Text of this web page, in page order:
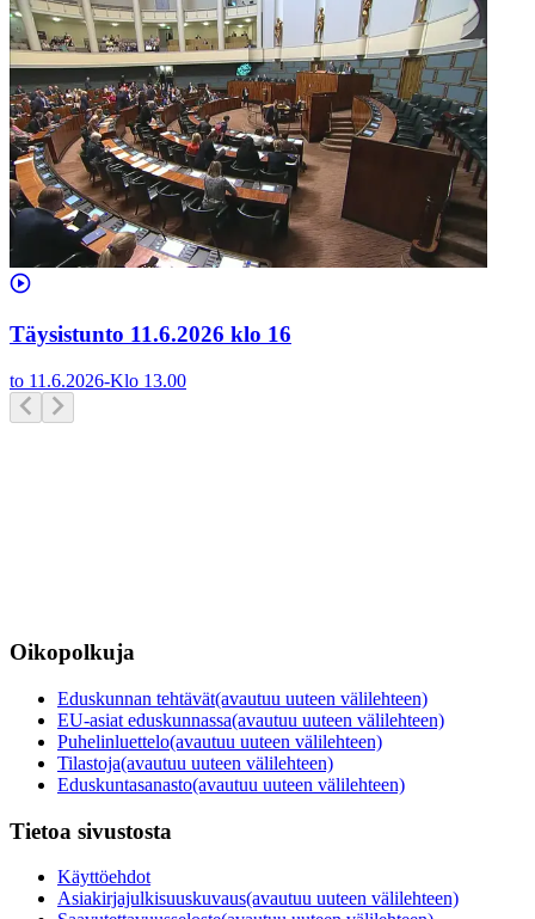
Täysistunto 11.6.2026 klo 16
to 11.6.2026-Klo 13.00
Oikopolkuja
Eduskunnan tehtävät(avautuu uuteen välilehteen)
EU-asiat eduskunnassa(avautuu uuteen välilehteen)
Puhelinluettelo(avautuu uuteen välilehteen)
Tilastoja(avautuu uuteen välilehteen)
Eduskuntasanasto(avautuu uuteen välilehteen)
Tietoa sivustosta
Käyttöehdot
Asiakirjajulkisuuskuvaus(avautuu uuteen välilehteen)